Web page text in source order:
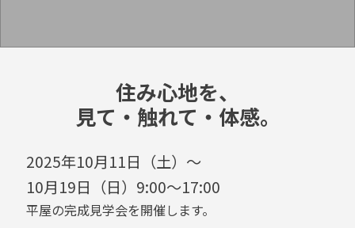
住み心地を、
見て・触れて・体感。
2025年10月11日（土）～
10月19日（日）9:00～17:00
平屋の完成見学会を開催します。